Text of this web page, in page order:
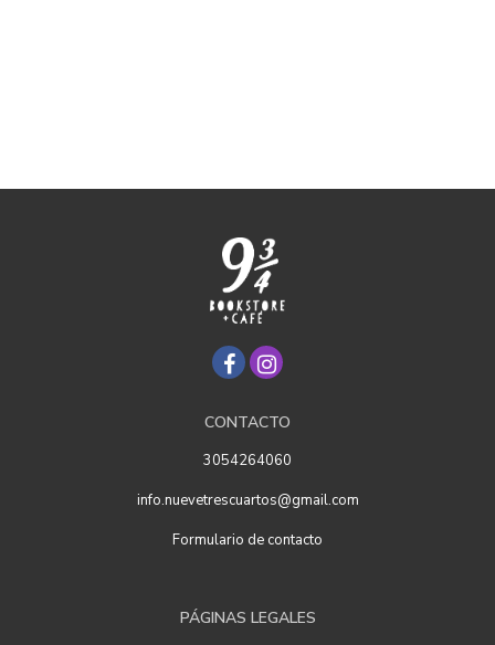
CONTACTO
3054264060
info.nuevetrescuartos@gmail.com
Formulario de contacto
PÁGINAS LEGALES